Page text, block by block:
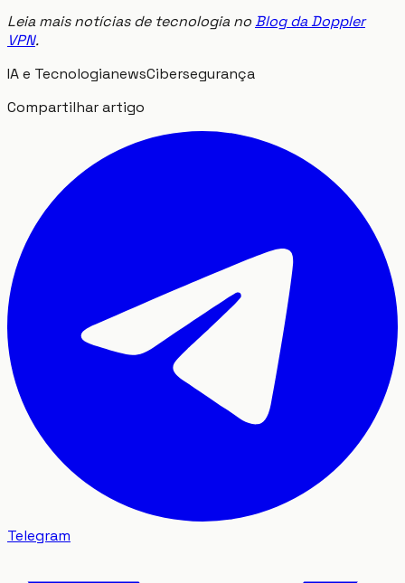
Leia mais notícias de tecnologia noBlog da Doppler
VPN.
IA e TecnologianewsCibersegurança
Compartilhar artigo
Telegram